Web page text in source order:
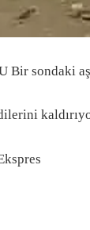
Bir sondaki